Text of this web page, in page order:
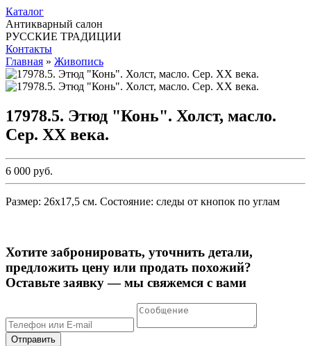
Каталог
Антикварный салон
РУССКИЕ ТРАДИЦИИ
Контакты
Главная » Живопись
17978.5. Этюд "Конь". Холст, масло.
Сер. ХХ века.
6 000 руб.
Размер: 26х17,5 см. Состояние: следы от кнопок по углам
Хотите забронировать, уточнить детали,
предложить цену или продать похожий?
Оставьте заявку — мы свяжемся с вами
Отправить